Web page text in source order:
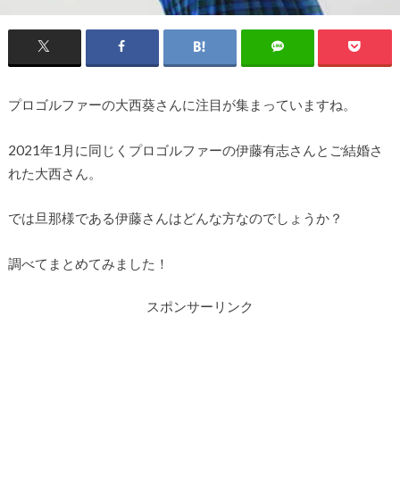
プロゴルファーの大西葵さんに注目が集まっていますね。
2021年1月に同じくプロゴルファーの伊藤有志さんとご結婚さ
れた大西さん。
では旦那様である伊藤さんはどんな方なのでしょうか？
調べてまとめてみました！
スポンサーリンク